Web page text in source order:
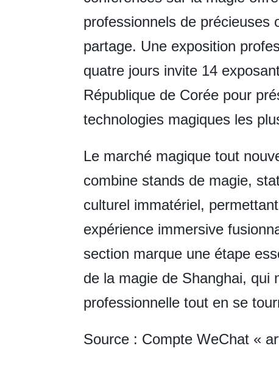
professionnels de précieuses
partage. Une exposition
quatre jours invite 14
République de Corée pour
technologies magiques les
Le marché magique tout
combine stands de magie,
culturel immatériel,
expérience immersive
section marque une étape
de la magie de Shanghai, qui
professionnelle tout en se
Source : Compte WeChat «